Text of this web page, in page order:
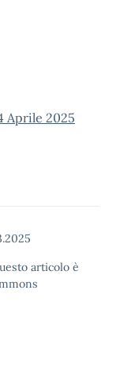
Aprile 2025
articolo è